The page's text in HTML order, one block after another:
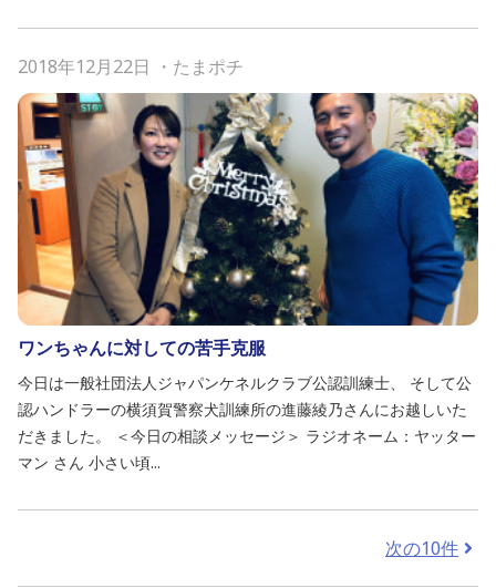
2018年12月22日 ・ たまポチ
ワンちゃんに対しての苦手克服
今日は一般社団法人ジャパンケネルクラブ公認訓練士、 そして公
認ハンドラーの横須賀警察犬訓練所の進藤綾乃さんにお越しいた
だきました。 ＜今日の相談メッセージ＞ ラジオネーム：ヤッター
マン さん 小さい頃...
次の10件